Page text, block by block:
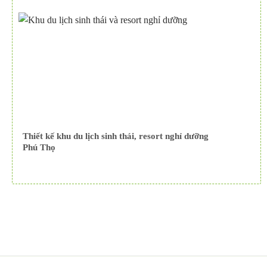
Thiết kế khu du lịch sinh thái, resort nghỉ dưỡng
Phú Thọ